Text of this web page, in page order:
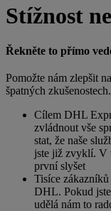
Stížnost
Řekněte to přímo
Pomožte nám zlepšit
špatných zkušenostech.
Cílem DHL
zvládnout vše
stat, že naše
jste již zvyklí. V
první slyšet
Tisíce
DHL. Pokud
udělá nám to